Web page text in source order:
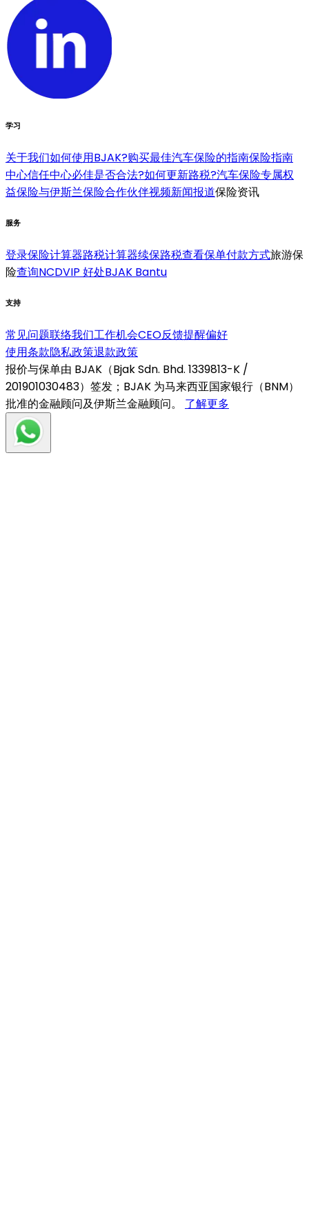
学习
关于我们如何使用BJAK?购买最佳汽车保险的指南保险指南
中心信任中心必佳是否合法?如何更新路税?汽车保险专属权
益保险与伊斯兰保险合作伙伴视频新闻报道保险资讯
服务
登录保险计算器路税计算器续保路税查看保单付款方式旅游保
险查询NCDVIP 好处BJAK Bantu
支持
常见问题联络我们工作机会CEO反馈提醒偏好
使用条款隐私政策退款政策
报价与保单由 BJAK（Bjak Sdn. Bhd. 1339813-K /
201901030483）签发；BJAK 为马来西亚国家银行（BNM）
批准的金融顾问及伊斯兰金融顾问。
了解更多